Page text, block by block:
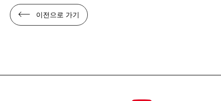
이전으로 가기